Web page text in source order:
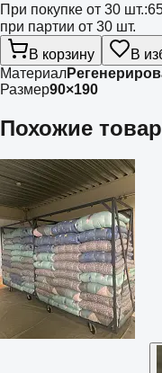
При покупке от 30 шт.:
при партии от 30 шт.
В корзину
В
Материал
Размер90×190
Похожие